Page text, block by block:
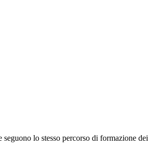
lo stesso percorso di formazione dei